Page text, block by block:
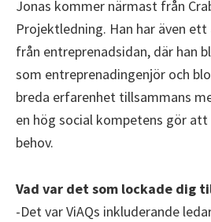
Jonas kommer närmast från
Projektledning. Han har även
från entreprenadsidan, där han
som entreprenadingenjör och
breda erfarenhet tillsammans
en hög social kompetens gör
behov.
Vad var det som lockade dig
-Det var ViAQs inkluderande